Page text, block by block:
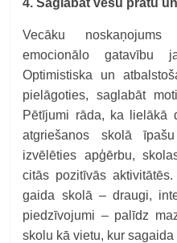
4. Saglabāt vēsu prātu
Vecāku
emocionālo gatavību
Optimistiska un
pielāgoties, saglabāt
Pētījumi rāda, ka lielākā
atgriešanos skolā
izvēlēties apģērbu,
citās pozitīvās
gaida skolā – draugi,
piedzīvojumi – palīdz
skolu kā vietu, kur sagaida